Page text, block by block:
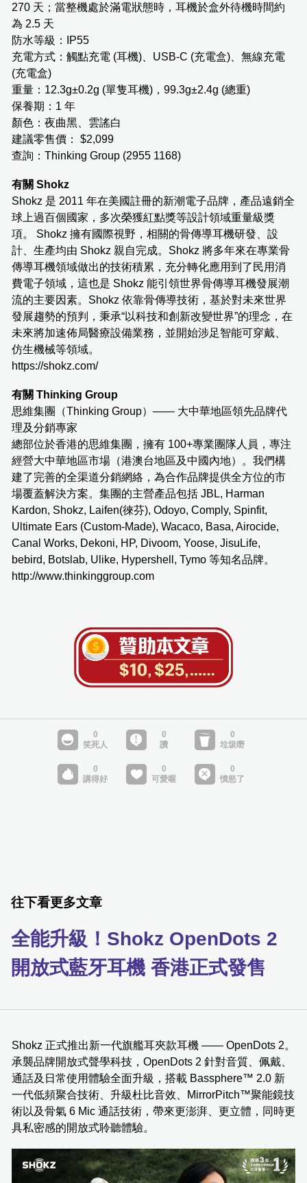
270 天；當整機處於滿電狀態時，耳機於盒外待機時間約
為 2.5 天
防水等級：IP55
充電方式：觸點充電 (耳機)、USB-C (充電盒)、無線充電
(充電盒)
重量：12.3g±0.2g (單隻耳機)，99.3g±2.4g (總重)
保養期：1 年
顏色：夜曲黑、雲謠白
建議零售價： $2,099
查詢：Thinking Group (2955 1168)
有關 Shokz
Shokz 是 2011 年在美國註冊的新潮電子品牌，產品遠銷全
球上過百個國家，多次榮獲紅點獎等設計領域重量級獎
項。 Shokz 擁有國際視野，相關的骨傳導耳機研發、設
計、生產均由 Shokz 親自完成。Shokz 將多年來在專業骨
傳導耳機領域做出的技術積累，充分轉化應用到了民用消
費電子領域，這也是 Shokz 能引領世界骨傳導耳機發展潮
流的主要因素。Shokz 依靠骨傳導技術，基於對未來世界
發展趨勢的預判，秉承“以科技和創新改變世界”的理念，在
未來將加速佈局醫療設備業務，並開始涉足智能可穿戴、
仿生機械等領域。
https://shokz.com/
有關 Thinking Group
思維集團（Thinking Group）—— 大中華地區領先品牌代
理及分銷專家
總部位於香港的思維集團，擁有 100+專業團隊人員，專注
經營大中華地區市場（港澳台地區及中國內地）。我們構
建了完善的全渠道分銷網絡，為合作品牌提供全方位的市
場覆蓋解決方案。集團的主營產品包括 JBL, Harman
Kardon, Shokz, Laifen(徠芬), Odoyo, Comply, Spinfit,
Ultimate Ears (Custom-Made), Wacaco, Basa, Airocide,
Canal Works, Dekoni, HP, Divoom, Yoose, JisuLife,
bebird, Botslab, Ulike, Hypershell, Tymo 等知名品牌。
http://www.thinkinggroup.com
往下看更多文章
全能升級！Shokz OpenDots 2
開放式藍牙耳機 香港正式發售
Shokz 正式推出新一代旗艦耳夾款耳機 —— OpenDots 2。
承襲品牌開放式聲學科技，OpenDots 2 針對音質、佩戴、
通話及日常使用體驗全面升級，搭載 Bassphere™ 2.0 新
一代低頻聚合技術、升級杜比音效、MirrorPitch™聚能鏡技
術以及骨氣 6 Mic 通話技術，帶來更澎湃、更立體，同時更
具私密感的開放式聆聽體驗。